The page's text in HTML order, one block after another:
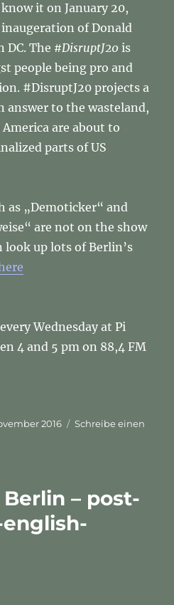
it on January 20,
of Donald
DC. The #DisruptJ20 is
people being pro and
#DisruptJ20 projects a
answer to the wasteland,
are about to
parts of US
as „Demoticker“ and
are not on the show
up lots of Berlin’s
Wednesday at Pi
4 and 5 pm on 88,4 FM
2016
Schreibe einen
– post-